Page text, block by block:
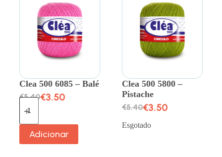
Clea 500 6085 – Balé
€5.40€3.50
Adicionar
Clea 500 5800 –
Pistache
€5.40€3.50
Esgotado